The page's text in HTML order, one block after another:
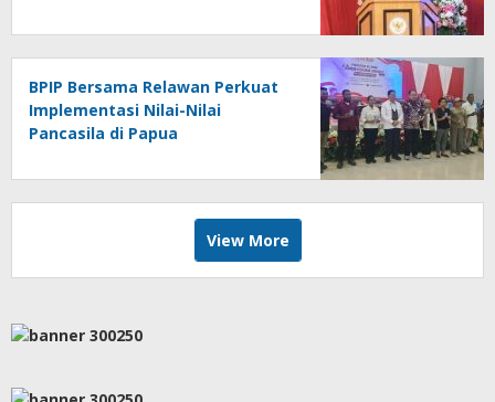
BPIP Bersama Relawan Perkuat
Implementasi Nilai-Nilai
Pancasila di Papua
View More